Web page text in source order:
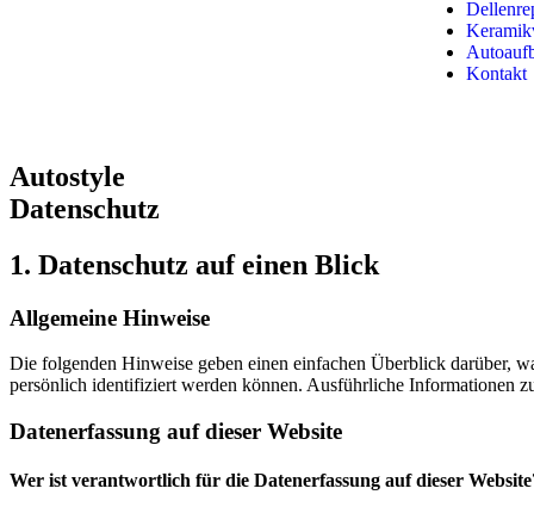
Kontakt
Autostyle
Datenschutz
1. Datenschutz auf einen Blick
Allgemeine Hinweise
Die folgenden Hinweise geben einen einfachen Überblick darüber,
persönlich identifiziert werden können. Ausführliche Informationen
Datenerfassung auf dieser Website
Wer ist verantwortlich für die Datenerfassung auf dieser